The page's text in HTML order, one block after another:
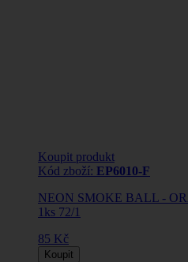
Koupit produkt
Kód zboží: EP6010-F
NEON SMOKE BALL -
1ks 72/1
85 Kč
Koupit